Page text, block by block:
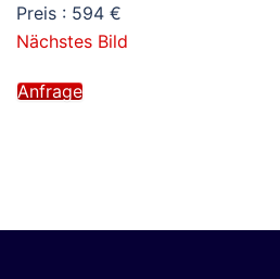
Preis : 594 €
Nächstes Bild
Anfrage